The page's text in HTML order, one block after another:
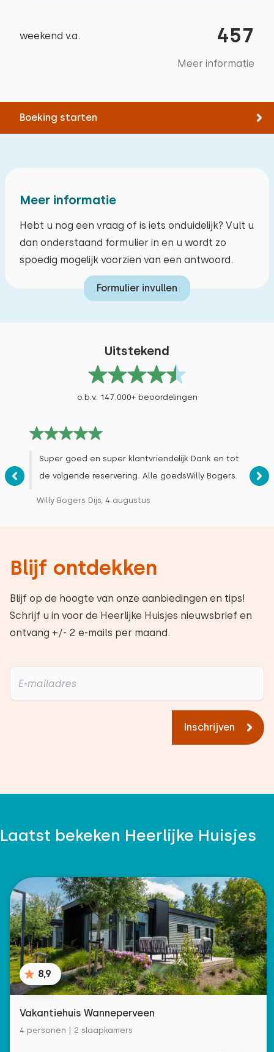
weekend v.a. 457
Meer informatie
Boeking starten
Meer informatie
Hebt u nog een vraag of is iets onduidelijk? Vult u
dan onderstaand formulier in en u wordt zo
spoedig mogelijk voorzien van een antwoord.
Formulier invullen
Uitstekend
o.b.v. 147.000+ beoordelingen
Super goed en super klantvriendelijk Dank en tot
de volgende reservering. Alle goedsWilly Bogers.
Willy Bogers Dijs, 4 augustus
Blijf ontdekken
Blijf op de hoogte van onze aanbiedingen en tips!
Schrijf u in voor de Heerlijke Huisjes nieuwsbrief en
ontvang +/- 2 e-mails per maand.
Inschrijven
Laatst bekeken Heerlijke Huisjes
8,9
Vakantiehuis Wanneperveen
4 personen | 2 slaapkamers